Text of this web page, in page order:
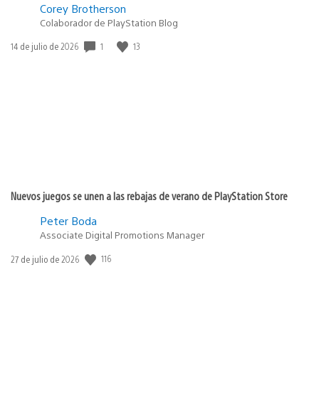
Corey Brotherson
Colaborador de PlayStation Blog
Fecha
14 de julio de 2026 1 13
Nuevos juegos se unen a las rebajas de verano de PlayStation Store
Peter Boda
Associate Digital Promotions Manager
Fecha
27 de julio de 2026 116